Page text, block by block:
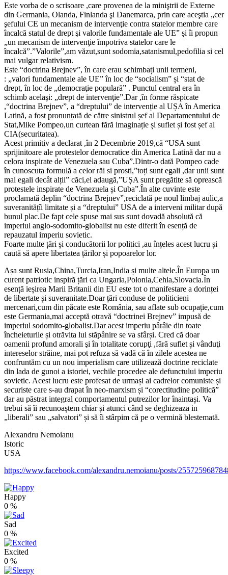
Este vorba de o scrisoare ,care provenea de la miniştrii de Externe
din Germania, Olanda, Finlanda şi Danemarca, prin care aceştia „cer
şefului CE un mecanism de intervenţie contra statelor membre care
încalcă statul de drept şi valorile fundamentale ale UE” şi îi propun
„un mecanism de intervenţie împotriva statelor care le
încalcă”.”Valorile”,am văzut,sunt sodomia,satanismul,pedofilia si cel
mai vulgar relativism.
Este “doctrina Brejnev”, în care erau schimbați unii termeni,
: „valori fundamentale ale UE” în loc de “socialism” și “stat de
drept, în loc de „democraţie populară” . Punctul central era în
schimb acelaşi: „drept de intervenţie”.Dar ,în forme răspicate
,“doctrina Brejnev”, a “dreptului” de intervenție al UȘA în America
Latină, a fost pronunțată de către sinistrul șef al Departamentului de
Stat,Mike Pompeo,un curtean fără imaginație și suflet și fost șef al
CIA(securitatea).
Acest primitiv a declarat ,în 2 Decembrie 2019,că “USA sunt
sprijinitoare ale protestelor democratice din America Latină dar nu a
celora inspirate de Venezuela sau Cuba”.Dintr-o dată Pompeo cade
în cunoscuta formulă a celor răi si prosti,”toți sunt egali ,dar unii sunt
mai egali decât alții” căci,el adaugă,”UȘA sunt pregătite să oprească
protestele inspirate de Venezuela și Cuba”.În alte cuvinte este
proclamată deplin “doctrina Brejnev”,reciclată pe noul limbaj aulic,a
suveranitățîi limitate și a “dreptului” USA de a interveni militar după
bunul plac.De fapt cele spuse mai sus sunt dovadă absolută că
imperiul anglo-sodomito-globalist nu este diferit în esență de
repauzatul imperiu sovietic.
Foarte multe țări și conducătorii lor politici ,au înțeles acest lucru și
caută să apere libertatea țărilor și popoarelor lor.
Așa sunt Rusia,China,Turcia,Iran,India și multe altele.În Europa un
curent patriotic inspiră țări ca Ungaria,Polonia,Cehia,Slovacia.În
esență ieșirea Marii Britanii din EU este tot o manifestare a dorinței
de libertate și suveranitate.Doar țări conduse de politicieni
mercenari,cum din păcate este România, sau aflate sub ocupație,cum
este Germania,mai acceptă otravă “doctrinei Brejnev” impusă de
imperiul sodomito-globalist.Dar acest imperiu pârâie din toate
încheieturile și otrăvita lui stăpânire se va sfârși. Cred că doar
oamenii profund amorali şi în totalitate corupţi ,fără suflet și vânduţi
intereselor străine, mai pot refuza să vadă că în zilele acestea ne
confruntăm cu un nou imperialism care utilizează doctrine reciclate
din lada de gunoi a istoriei, vechile procedee ale defunctului imperiu
sovietic. Acest lucru este profesat de urmași ai cadrelor comuniste și
securiste care s-au drapat în neo-marxism și “corectitudine politică”
dar au păstrat integral comportamentul putrezilor lor înaintași. Va
trebui să îi recunoaștem chiar și atunci când se deghizeaza in
„liberali” sau „salvatori” și să îi stârpim că pe o vermină blestemată.
Alexandru Nemoianu
Istoric
USA
https://www.facebook.com/alexandru.nemoianu/posts/
Happy
0 %
Sad
0 %
Excited
0 %